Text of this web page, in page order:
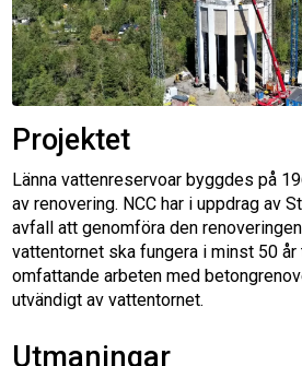
Projektet
Länna vattenreservoar byggdes på
av renovering. NCC har i uppdrag av
avfall att genomföra den
vattentornet ska fungera i minst 50
omfattande arbeten med
utvändigt av vattentornet.
Utmaningar